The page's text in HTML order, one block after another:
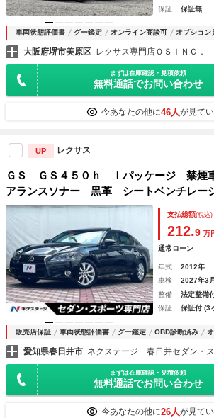
保証
保証無
車両状態評価書 グー鑑定 オンライン商談可 オプション
大阪府堺市美原区 レクサス専門店ＯＳＩＮＣ．
まずは在庫確認・見積依頼
無料通話でお問い合わせ
今あなたの他に46人が見て
UP レクサス
ＧＳ ＧＳ４５０ｈ Ｉパッケージ 禁
アランスソナー 黒革 シートベンチレー
ト メーカーナビ バックカメラ プレミ
Ｃ 革巻きステアリング 電動サンシェー
支払総額(税込)
212.9 万
通常ローン
年式 2012年
車検
2027年3月
整備
法定整備
保証
保証付 (3
販売店保証 車両状態評価書 グー鑑定 OBD診断済み
愛知県春日井市 ネクステージ 春日井セダン・
まずは在庫確認・見積依頼
無料通話でお問い合わせ
今あなたの他に26人が見て